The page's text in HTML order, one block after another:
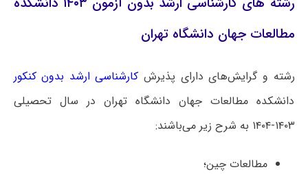
مطالعات جهان دانشگاه تهران
رشته و گرایش‌های دارای پذیرش کارشناسی ارشد بدون کنکور
دانشکده مطالعات جهان دانشگاه تهران در سال تحصیلی
۱۴۰۳-۱۴۰۴ به شرح زیر می‌باشند:
مطالعات چین؛